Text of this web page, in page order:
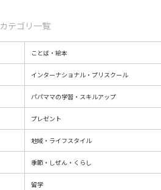
カテゴリ一覧
ことば・絵本
インターナショナル・プリスクール
パパママの学習・スキルアップ
プレゼント
地域・ライフスタイル
季節・しぜん・くらし
留学